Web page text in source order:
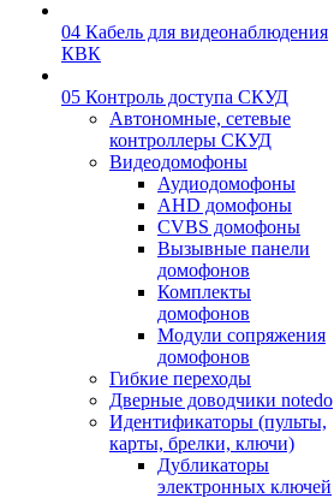
04 Кабель для видеонаблюдения
КВК
05 Контроль доступа СКУД
Автономные, сетевые
контроллеры СКУД
Видеодомофоны
Аудиодомофоны
AHD домофоны
CVBS домофоны
Вызывные панели
домофонов
Комплекты
домофонов
Модули сопряжения
домофонов
Гибкие переходы
Дверные доводчики notedo
Идентификаторы (пульты,
карты, брелки, ключи)
Дубликаторы
электронных ключей